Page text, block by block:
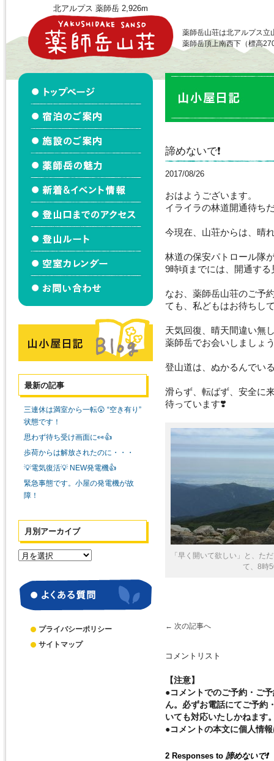
北アルプス 薬師岳 2,926m
薬師岳山荘は北アルプス立
薬師岳頂上南西下（標高
諦めないで❗️
2017/08/26
おはようございます。
イライラの林道開通待ち
今現在、山荘からは、晴
林道の保安パトロール隊
9時頃までには、開通す
なお、薬師岳山荘のご予
ても、私どもはお待ちし
天気回復、晴天間違い無
薬師岳でお会いしましょ
登山道は、ぬかるんでい
滑らず、転ばず、安全に
待っています❣️
「早く開いて欲しい」と、た
て、8時
← 次の記事へ
コメントリスト
【注意】
●コメントでのご予約・ご
ん。必ずお電話にてご予約
いても対応いたしかねます
●コメントの本文に個人情
2 Responses to 諦めないで❗️
最新の記事
三連休は満室から一転😲 “空き有り”
状態です！
思わず待ち受け画面に👀👍
歩荷からは解放されたのに・・・
💡電気復活💡 NEW発電機👍
緊急事態です。小屋の発電機が故
障！
月別アーカイブ
月
ー
カ
プライバシーポリシー
サイトマップ